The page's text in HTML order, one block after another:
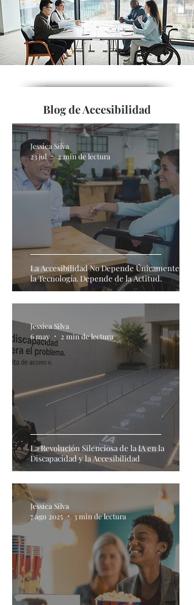
Blog de Accesibilidad
La Accesibilidad No Depende Únicamente de
la Tecnología. Depende de la Actitud.
Jessica Silva
23 jul
2 min de lectura
La Revolución Silenciosa de la IA en la
Discapacidad y la Accesibilidad
Jessica Silva
6 may
2 min de lectura
Jessica Silva
7 ago 2025
3 min de lectura